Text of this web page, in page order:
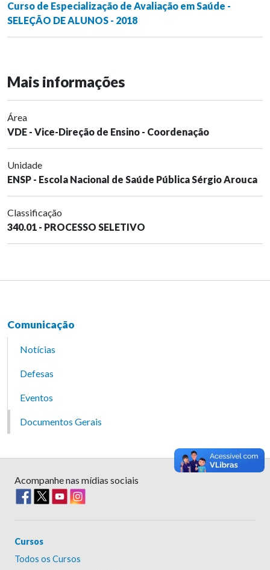
Curso de Especialização de Avaliação em Saúde -
SELEÇÃO DE ALUNOS - 2018
Mais informações
Área
VDE - Vice-Direção de Ensino - Coordenação
Unidade
ENSP - Escola Nacional de Saúde Pública Sérgio Arouca
Classificação
340.01 - PROCESSO SELETIVO
Comunicação
Notícias
Defesas
Eventos
Documentos Gerais
Acompanhe nas mídias sociais
Cursos
Todos os Cursos